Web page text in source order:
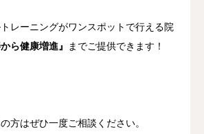
レーニングがワンスポットで行える院
から健康増進』 までご提供できます！
方はぜひ一度ご相談ください。